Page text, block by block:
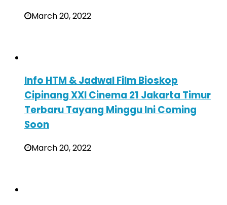
March 20, 2022
Info HTM & Jadwal Film Bioskop
Cipinang XXI Cinema 21 Jakarta Timur
Terbaru Tayang Minggu Ini Coming
Soon
March 20, 2022